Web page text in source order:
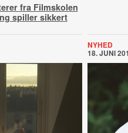
fra Filmskolen
spiller sikkert
NYHED
18. JUNI